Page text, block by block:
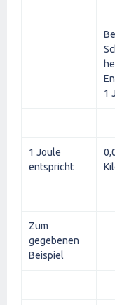
1
1 Joule
entspricht
Zum
gegebenen
Beispiel